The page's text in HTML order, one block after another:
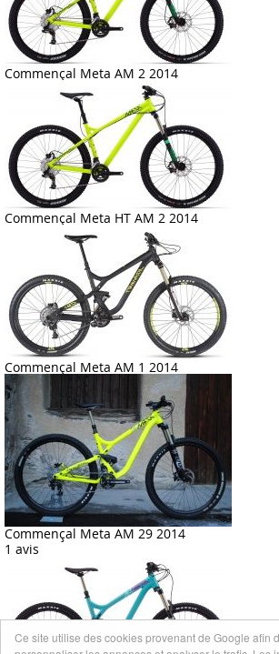
Commençal Meta AM 2 2014
Commençal Meta HT AM 2 2014
Commençal Meta AM 1 2014
Commençal Meta AM 29 2014
1 avis
Ce site utilise des cookies provenant de Google afin